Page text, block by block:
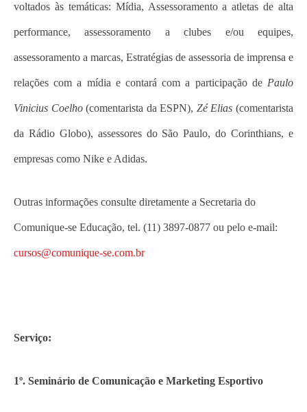
voltados às temáticas: Mídia, Assessoramento a atletas de alta
performance, assessoramento a clubes e/ou equipes,
assessoramento a marcas, Estratégias de assessoria de imprensa e
relações com a mídia e contará com a participação de Paulo
Vinicius Coelho(comentarista da ESPN), Zé Elias (comentarista
da Rádio Globo), assessores do São Paulo, do Corinthians, e
empresas como Nike e Adidas.
Outras informações consulte diretamente a Secretaria do
Comunique-se Educação, tel. (11) 3897-0877 ou pelo e-mail:
cursos@comunique-se.com.br
Serviço:
1º. Seminário de Comunicação e Marketing Esportivo